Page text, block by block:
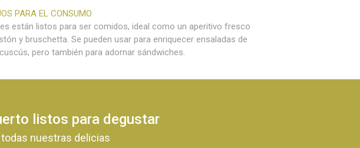
PARA EL CONSUMO
están listos para ser comidos, ideal como un aperitivo fresco
y bruschetta. Se pueden usar para enriquecer ensaladas de
pero también para adornar sándwiches.
listos para degustar
nuestras delicias